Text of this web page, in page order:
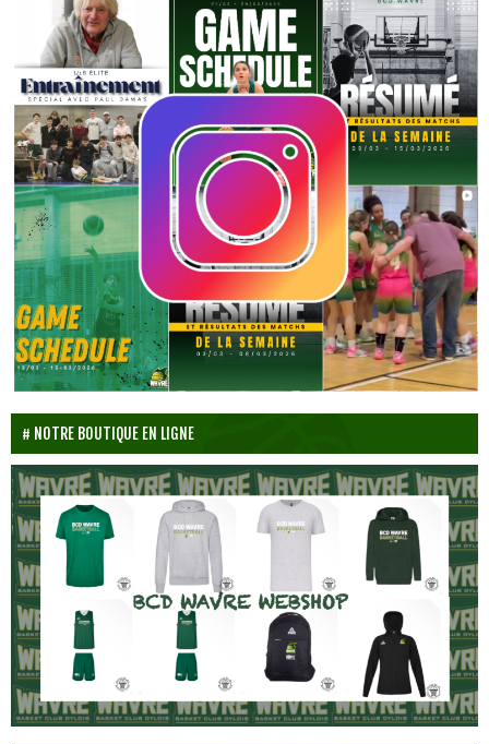
NOTRE BOUTIQUE EN LIGNE